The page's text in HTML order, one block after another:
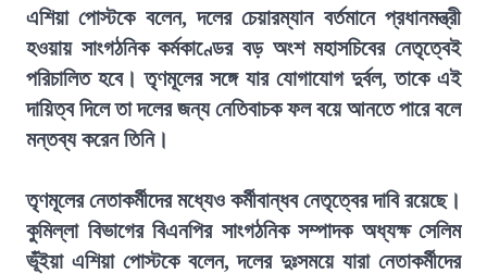
এশিয়া পোস্টকে বলেন, দলের চেয়ারম্যান বর্তমানে প্রধানমন্ত্রী
হওয়ায় সাংগঠনিক কর্মকাণ্ডের বড় অংশ মহাসচিবের নেতৃত্বেই
পরিচালিত হবে। তৃণমূলের সঙ্গে যার যোগাযোগ দুর্বল, তাকে এই
দায়িত্ব দিলে তা দলের জন্য নেতিবাচক ফল বয়ে আনতে পারে বলে
মন্তব্য করেন তিনি।
তৃণমূলের নেতাকর্মীদের মধ্যেও কর্মীবান্ধব নেতৃত্বের দাবি রয়েছে।
কুমিল্লা বিভাগের বিএনপির সাংগঠনিক সম্পাদক অধ্যক্ষ সেলিম
ভূঁইয়া এশিয়া পোস্টকে বলেন, দলের দুঃসময়ে যারা নেতাকর্মীদের